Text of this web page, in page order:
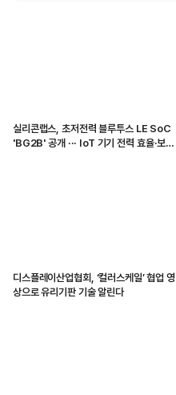
실리콘랩스, 초저전력 블루투스 LE SoC
'BG2B' 공개 ··· IoT 기기 전력 효율·보안
디스플레이산업협회, ‘컬러스케일’ 협업 영
상으로 유리기판 기술 알린다